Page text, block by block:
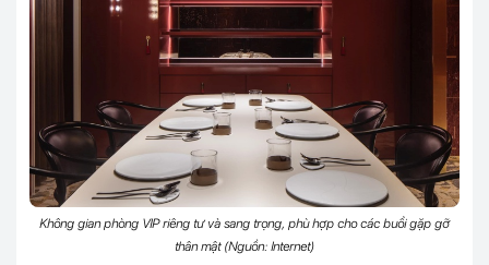
Không gian phòng VIP riêng tư và sang trọng, phù hợp cho các buổi gặp gỡ
thân mật (Nguồn: Internet)